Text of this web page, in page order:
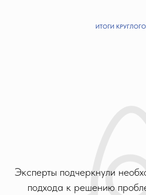
ИТОГИ
Эксперты подчеркнули
подхода к решению